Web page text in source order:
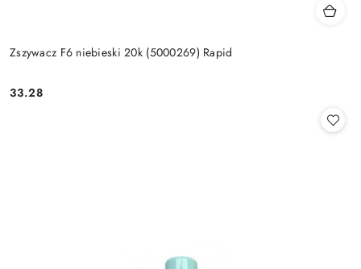
Zszywacz F6 niebieski 20k (5000269) Rapid
Cena:
33.28